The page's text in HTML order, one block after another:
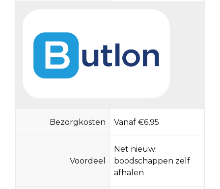
Bezorgkosten Vanaf €6,95
Voordeel
Net nieuw:
boodschappen zelf
afhalen